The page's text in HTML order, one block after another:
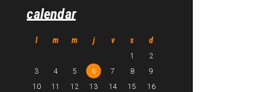
calendar
l m m j v s d
1
2
3
4 5 6 7 8
9
10
11 12 13 14 15
16